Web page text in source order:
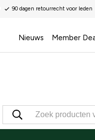
90 dagen retourrecht voor leden
Nieuws Member